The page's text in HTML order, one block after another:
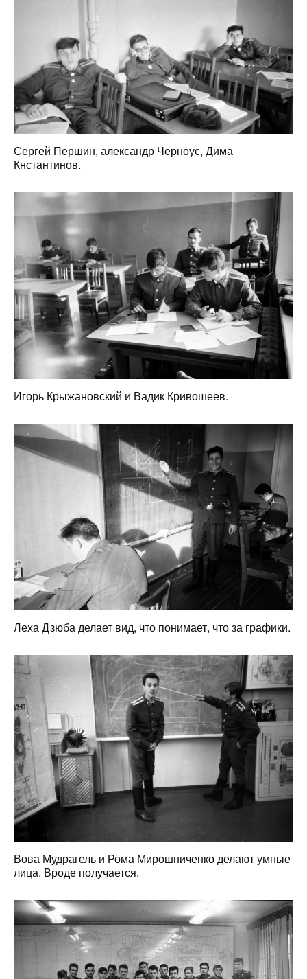
Сергей Першин, александр Черноус, Дима
Кнстантинов.
Игорь Крыжановский и Вадик Кривошеев.
Леха Дзюба делает вид, что понимает, что за графики.
Вова Мудрагель и Рома Мирошниченко делают умные
лица. Вроде получается.